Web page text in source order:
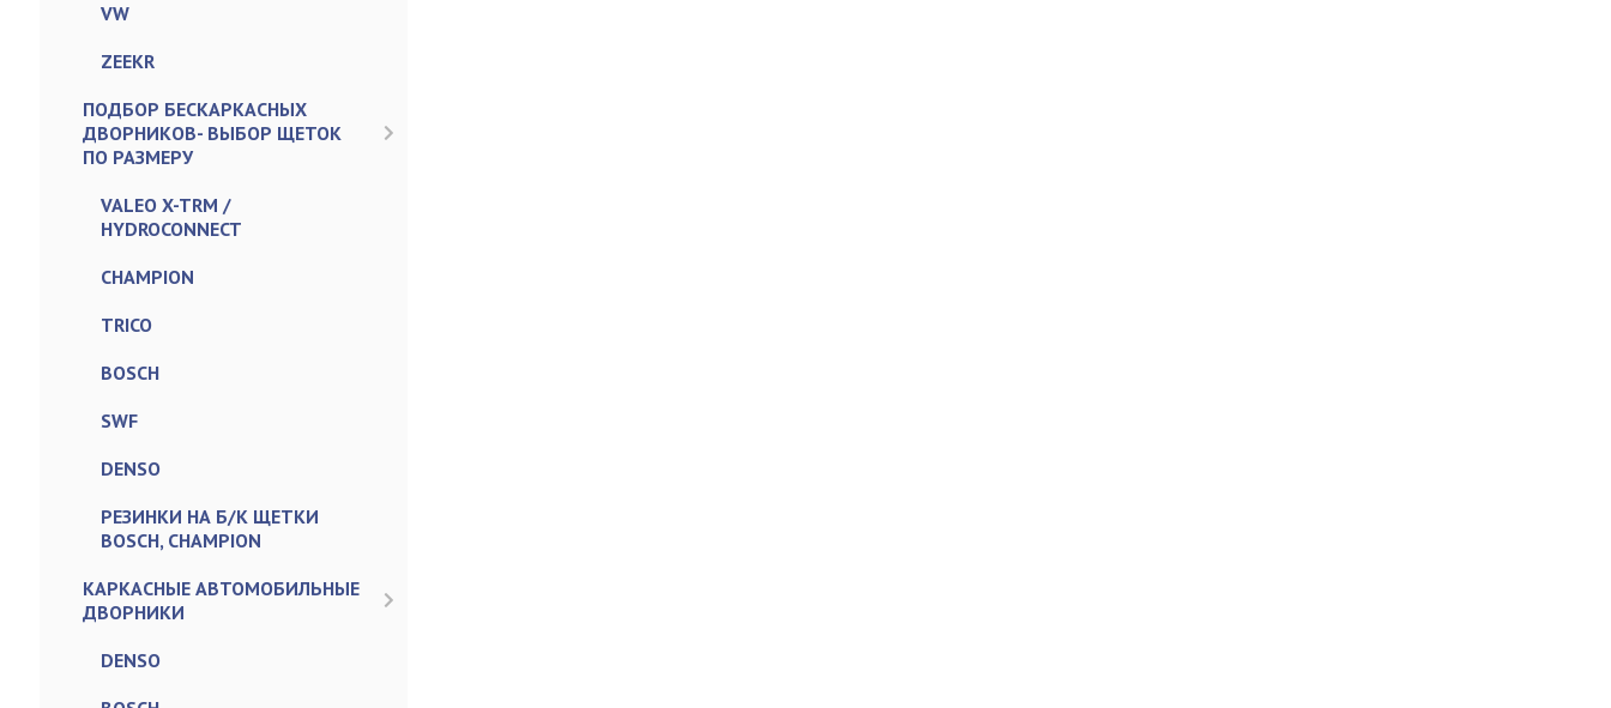
VW
ZEEKR
ПОДБОР БЕСКАРКАСНЫХ
ДВОРНИКОВ- ВЫБОР ЩЕТОК
ПО РАЗМЕРУ
VALEO X-TRM /
HYDROCONNECT
CHAMPION
TRICO
BOSCH
SWF
DENSO
РЕЗИНКИ НА Б/К ЩЕТКИ
BOSCH, CHAMPION
КАРКАСНЫЕ АВТОМОБИЛЬНЫЕ
ДВОРНИКИ
DENSO